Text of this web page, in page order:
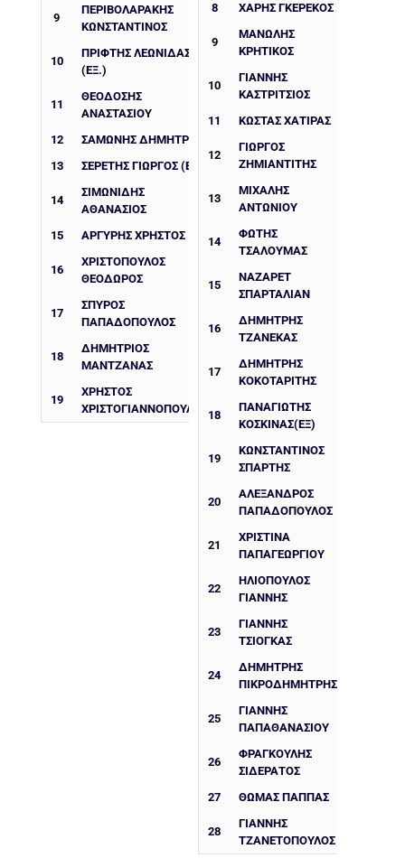
9
ΠΕΡΙΒΟΛΑΡΆΚΗΣ
ΚΩΝΣΤΑΝΤΊΝΟΣ
10
ΠΡΙΦΤΗΣ ΛΕΩΝΙΔΑΣ
(ΕΞ.)
11
ΘΕΟΔΟΣΗΣ
ΑΝΑΣΤΑΣΙΟΥ
12
ΣΑΜΩΝΗΣ ΔΗΜΗΤΡΙΟΣ
13
ΣΕΡΈΤΗΣ ΓΙΏΡΓΟΣ (ΕΞ.)
14
ΣΙΜΩΝΊΔΗΣ
ΑΘΑΝΆΣΙΟΣ
15
ΑΡΓΎΡΗΣ ΧΡΉΣΤΟΣ
16
ΧΡΙΣΤΌΠΟΥΛΟΣ
ΘΕΌΔΩΡΟΣ
17
ΣΠΎΡΟΣ
ΠΑΠΑΔΌΠΟΥΛΟΣ
18
ΔΗΜΉΤΡΙΟΣ
ΜΑΝΤΖΑΝΑΣ
19
ΧΡΉΣΤΟΣ
ΧΡΙΣΤΟΓΙΑΝΝΌΠΟΥΛΟΣ
8
ΧΆΡΗΣ ΓΚΕΡΈΚΟΣ
9
ΜΑΝΩΛΗΣ
ΚΡΗΤΙΚΟΣ
10
ΓΙΑΝΝΗΣ
ΚΑΣΤΡΙΤΣΙΟΣ
11
ΚΏΣΤΑΣ ΧΑΤΙΡΑΣ
12
ΓΙΏΡΓΟΣ
ΖΗΜΙΑΝΤΊΤΗΣ
13
ΜΙΧΆΛΗΣ
ΑΝΤΩΝΊΟΥ
14
ΦΏΤΗΣ
ΤΣΑΛΟΥΜΆΣ
15
ΝΑΖΑΡΈΤ
ΣΠΑΡΤΑΛΙΆΝ
16
ΔΗΜΉΤΡΗΣ
ΤΖΑΝΈΚΑΣ
17
ΔΗΜΉΤΡΗΣ
ΚΟΚΟΤΑΡΊΤΗΣ
18
ΠΑΝΑΓΙΩΤΗΣ
ΚΟΣΚΙΝΑΣ(ΕΞ)
19
ΚΩΝΣΤΑΝΤΙΝΟΣ
ΣΠΑΡΤΗΣ
20
ΑΛΈΞΑΝΔΡΟΣ
ΠΑΠΑΔΌΠΟΥΛΟΣ
21
ΧΡΙΣΤΊΝΑ
ΠΑΠΑΓΕΩΡΓΙΟΥ
22
ΗΛΙΟΠΟΥΛΟΣ
ΓΙΑΝΝΗΣ
23
ΓΙΆΝΝΗΣ
ΤΣΙΌΓΚΑΣ
24
ΔΗΜΉΤΡΗΣ
ΠΙΚΡΟΔΗΜΉΤΡΗΣ
25
ΓΙΆΝΝΗΣ
ΠΑΠΑΘΑΝΑΣΊΟΥ
26
ΦΡΑΓΚΟΎΛΗΣ
ΣΙΔΕΡΆΤΟΣ
27
ΘΩΜΑΣ ΠΑΠΠΆΣ
28
ΓΙΆΝΝΗΣ
ΤΖΑΝΕΤΌΠΟΥΛΟΣ